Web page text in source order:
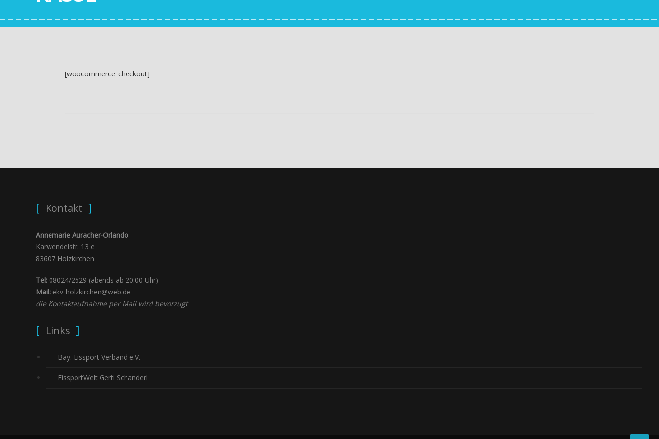
[woocommerce_checkout]
Kontakt
Annemarie Auracher-Orlando
Karwendelstr. 13 e
83607 Holzkirchen
Tel: 08024/2629 (abends ab 20:00 Uhr)
Mail: ekv-holzkirchen@web.de
die Kontaktaufnahme per Mail wird bevorzugt
Links
Bay. Eissport-Verband e.V.
EissportWelt Gerti Schanderl